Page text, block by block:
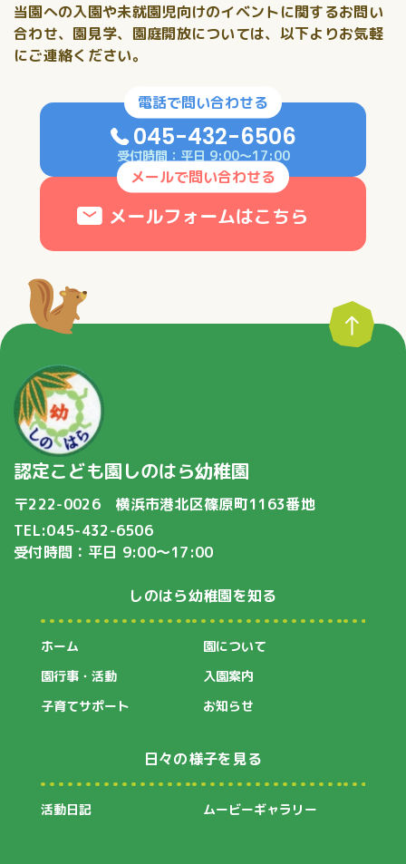
当園への入園や未就園児向けのイベントに関するお問い
合わせ、 園見学、園庭開放については、以下よりお気軽
にご連絡ください。
電話で問い合わせる
045-432-6506
受付時間：平日 9:00〜17:00
メールで問い合わせる
メールフォームはこちら
認定こども園しのはら幼稚園
〒222-0026 横浜市港北区篠原町1163番地
TEL:045-432-6506
受付時間：平日 9:00〜17:00
しのはら幼稚園を知る
ホーム
園について
園行事・活動
入園案内
子育てサポート
お知らせ
日々の様子を見る
活動日記 ムービーギャラリー